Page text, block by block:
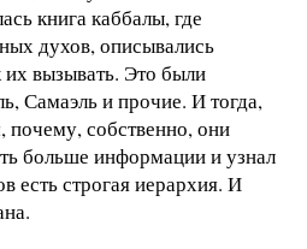
книга каббалы, где
духов, описывались
вызывать. Это были
Самаэль и прочие. И тогда,
почему, собственно, они
больше информации и узнал
есть строгая иерархия. И